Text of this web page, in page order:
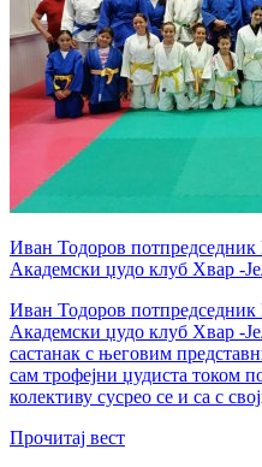
Иван Тодоров потпредседник
Академски џудо клуб Хвар -
Иван Тодоров потпредседник
Академски џудо клуб Хвар -
састанак с његовим
сам трофејни џудиста током
колективу сусрео се и са с
Прочитај вест